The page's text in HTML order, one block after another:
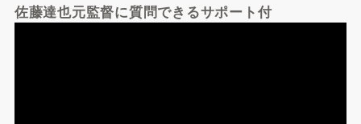
佐藤達也元監督に質問できるサポート付